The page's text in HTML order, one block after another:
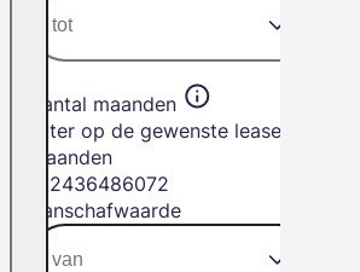
Aantal maanden
Filter op de gewenste leasetermijn in
maanden
2436486072
Aanschafwaarde